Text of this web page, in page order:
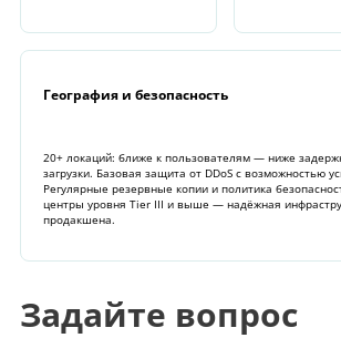
География и безопасность
20+ локаций: ближе к пользователям — ниже
загрузки. Базовая защита от DDoS с возможностью
Регулярные резервные копии и политика
центры уровня Tier III и выше — надёжная
продакшена.
Задайте вопрос